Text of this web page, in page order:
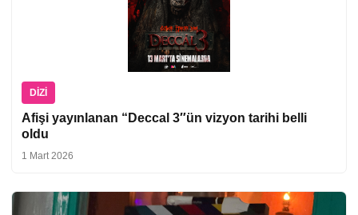
DIZI
Afişi yayınlanan “Deccal 3″ün vizyon tarihi belli
oldu
1 Mart 2026